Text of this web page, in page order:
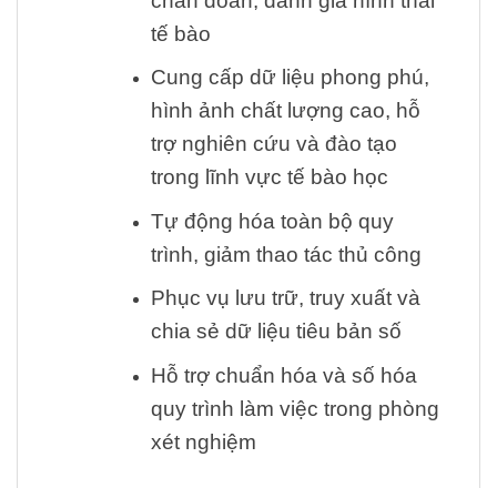
tế bào
Cung cấp dữ liệu phong phú,
hình ảnh chất lượng cao, hỗ
trợ nghiên cứu và đào tạo
trong lĩnh vực tế bào học
Tự động hóa toàn bộ quy
trình, giảm thao tác thủ công
Phục vụ lưu trữ, truy xuất và
chia sẻ dữ liệu tiêu bản số
Hỗ trợ chuẩn hóa và số hóa
quy trình làm việc trong phòng
xét nghiệm